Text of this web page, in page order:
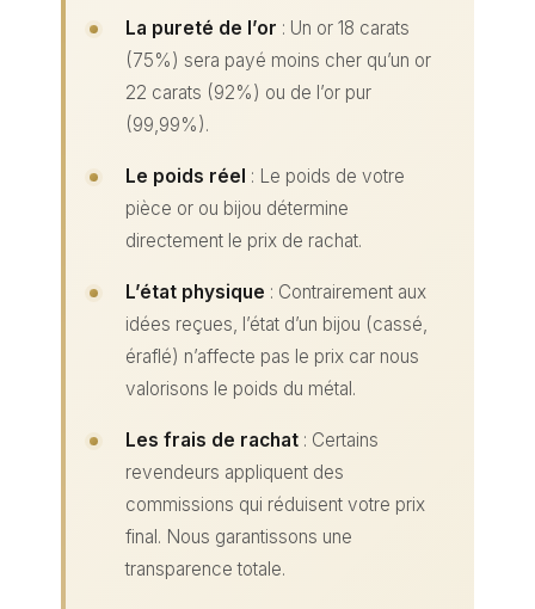
La pureté de l’or : Un or 18 carats
(75%) sera payé moins cher qu’un or
22 carats (92%) ou de l’or pur
(99,99%).
Le poids réel : Le poids de votre
pièce or ou bijou détermine
directement le prix de rachat.
L’état physique : Contrairement aux
idées reçues, l’état d’un bijou (cassé,
éraflé) n’affecte pas le prix car nous
valorisons le poids du métal.
Les frais de rachat : Certains
revendeurs appliquent des
commissions qui réduisent votre prix
final. Nous garantissons une
transparence totale.